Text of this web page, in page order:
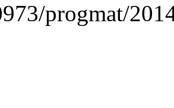
progmat/